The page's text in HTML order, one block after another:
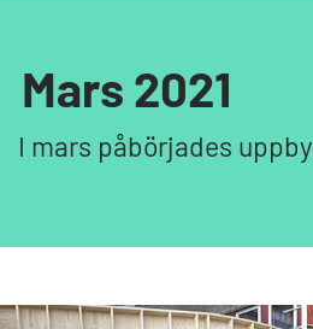
Mars 2021
I mars påbörjades